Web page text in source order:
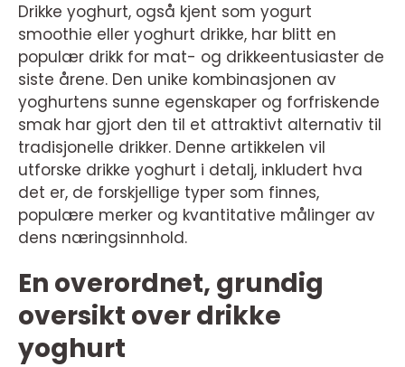
Drikke yoghurt, også kjent som yogurt
smoothie eller yoghurt drikke, har blitt en
populær drikk for mat- og drikkeentusiaster de
siste årene. Den unike kombinasjonen av
yoghurtens sunne egenskaper og forfriskende
smak har gjort den til et attraktivt alternativ til
tradisjonelle drikker. Denne artikkelen vil
utforske drikke yoghurt i detalj, inkludert hva
det er, de forskjellige typer som finnes,
populære merker og kvantitative målinger av
dens næringsinnhold.
En overordnet, grundig
oversikt over drikke
yoghurt